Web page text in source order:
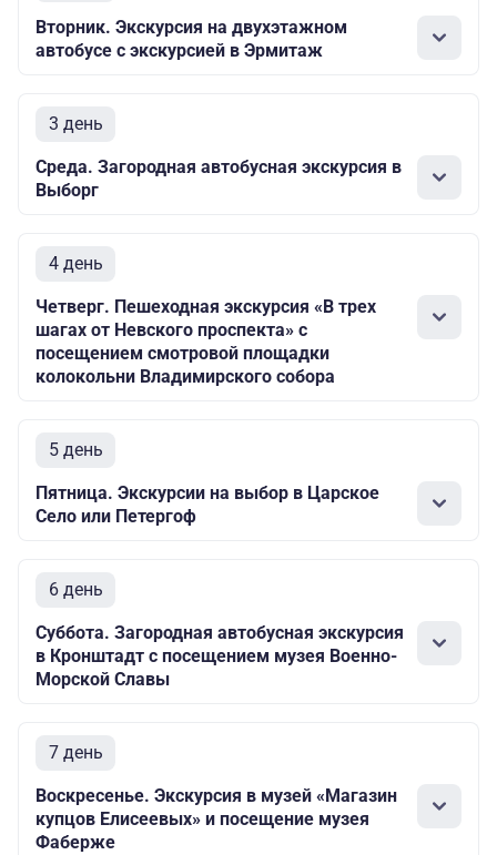
Вторник. Экскурсия на двухэтажном
автобусе с экскурсией в Эрмитаж
3 день
Среда. Загородная автобусная экскурсия в
Выборг
4 день
Четверг. Пешеходная экскурсия «В трех
шагах от Невского проспекта» с
посещением смотровой площадки
колокольни Владимирского собора
5 день
Пятница. Экскурсии на выбор в Царское
Село или Петергоф
6 день
Суббота. Загородная автобусная экскурсия
в Кронштадт с посещением музея Военно-
Морской Славы
7 день
Воскресенье. Экскурсия в музей «Магазин
купцов Елисеевых» и посещение музея
Фаберже